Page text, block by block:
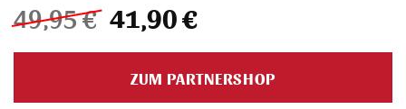
49,95€ Ursprünglicher
Preis
war:
49,95 €
41,90€Aktueller
ist:
41,90 €.
ZUM PARTNERSHOP